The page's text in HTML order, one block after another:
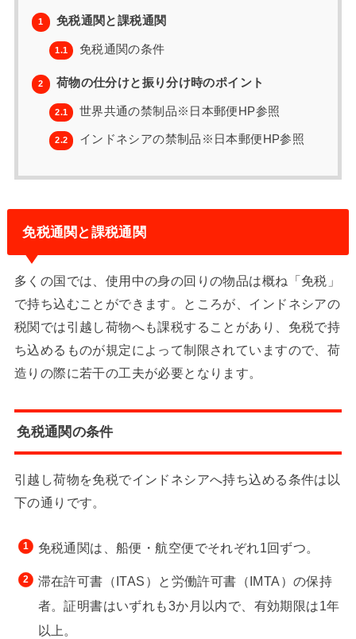
1 免税通関と課税通関
1.1 免税通関の条件
2 荷物の仕分けと振り分け時のポイント
2.1 世界共通の禁制品※日本郵便HP参照
2.2 インドネシアの禁制品※日本郵便HP参照
免税通関と課税通関
多くの国では、使用中の身の回りの物品は概ね「免税」
で持ち込むことができます。ところが、インドネシアの
税関では引越し荷物へも課税することがあり、免税で持
ち込めるものが規定によって制限されていますので、荷
造りの際に若干の工夫が必要となります。
免税通関の条件
引越し荷物を免税でインドネシアへ持ち込める条件は以
下の通りです。
免税通関は、船便・航空便でそれぞれ1回ずつ。
滞在許可書（ITAS）と労働許可書（IMTA）の保持
者。証明書はいずれも3か月以内で、有効期限は1年
以上。